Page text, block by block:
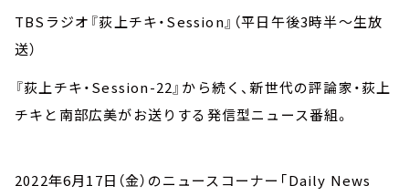
TBSラジオ『荻上チキ・Session』（平日午後3時半～生放
送）
『荻上チキ・Session-22』から続く、新世代の評論家・荻上
チキと南部広美がお送りする発信型ニュース番組。
2022年6月17日（金）のニュースコーナー「Daily News